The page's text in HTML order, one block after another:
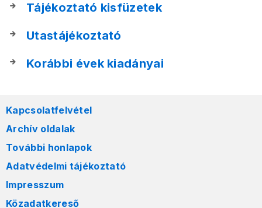
Tájékoztató kisfüzetek
Utastájékoztató
Korábbi évek kiadányai
Kapcsolatfelvétel
Archív oldalak
További honlapok
Adatvédelmi tájékoztató
Impresszum
Közadatkereső